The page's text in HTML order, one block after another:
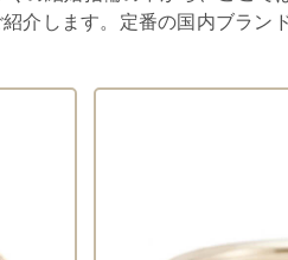
介します。定番の国内ブラン